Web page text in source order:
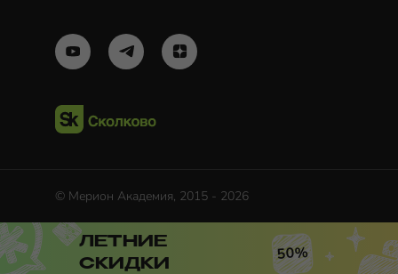
© Мерион Академия, 2015 - 2026
ЛЕТНИЕ
СКИДКИ
50%